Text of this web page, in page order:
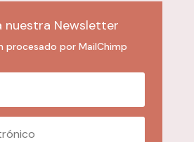
nuestra Newsletter
procesado por MailChimp